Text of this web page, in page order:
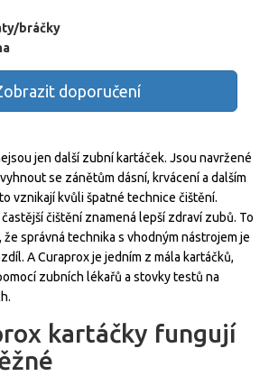
bráčky
doporučení
jen další zubní kartáček. Jsou navržené
se zánětům dásní, krvácení a dalším
vznikají kvůli špatné technice čištění.
čištění znamená lepší zdraví zubů. To
že správná technika s vhodným nástrojem je
A Curaprox je jedním z mála kartáčků,
zubních lékařů a stovky testů na
kartáčky fungují